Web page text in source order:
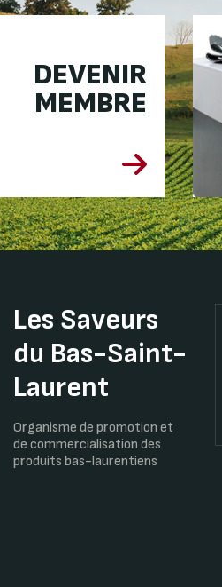
DEVENIR
MEMBRE
Les Saveurs
du Bas-Saint-
Laurent
Organisme de promotion et
de commercialisation des
produits bas-laurentiens